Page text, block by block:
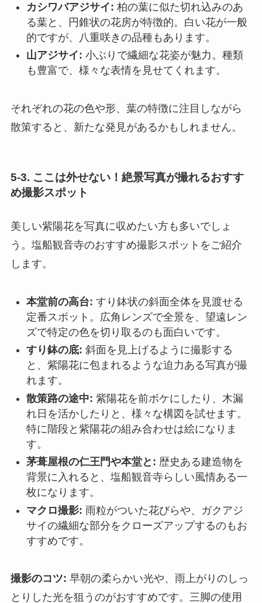
カシワバアジサイ: 柏の葉に似た切れ込みのあ
る葉と、円錐状の花房が特徴的。白い花が一般
的ですが、八重咲きの品種もあります。
山アジサイ: 小ぶりで繊細な花姿が魅力。種類
も豊富で、様々な表情を見せてくれます。
それぞれの花の色や形、葉の特徴に注目しながら
散策すると、新たな発見があるかもしれません。
5-3. ここは外せない！絶景写真が撮れるおすす
め撮影スポット
美しい紫陽花を写真に収めたい方も多いでしょ
う。塩船観音寺のおすすめ撮影スポットをご紹介
します。
本堂前の高台: すり鉢状の斜面全体を見渡せる
定番スポット。広角レンズで全景を、望遠レン
ズで特定の色を切り取るのも面白いです。
すり鉢の底: 斜面を見上げるように撮影する
と、紫陽花に包まれるような迫力ある写真が撮
れます。
散策路の途中: 紫陽花を前ボケにしたり、木漏
れ日を活かしたりと、様々な構図を試せます。
特に階段と紫陽花の組み合わせは絵になりま
す。
茅葺屋根の仁王門や本堂と: 歴史ある建造物を
背景に入れると、塩船観音寺らしい風情ある一
枚になります。
マクロ撮影: 雨粒がついた花びらや、ガクアジ
サイの繊細な部分をクローズアップするのもお
すすめです。
撮影のコツ: 早朝の柔らかい光や、雨上がりのしっ
とりした光を狙うのがおすすめです。三脚の使用